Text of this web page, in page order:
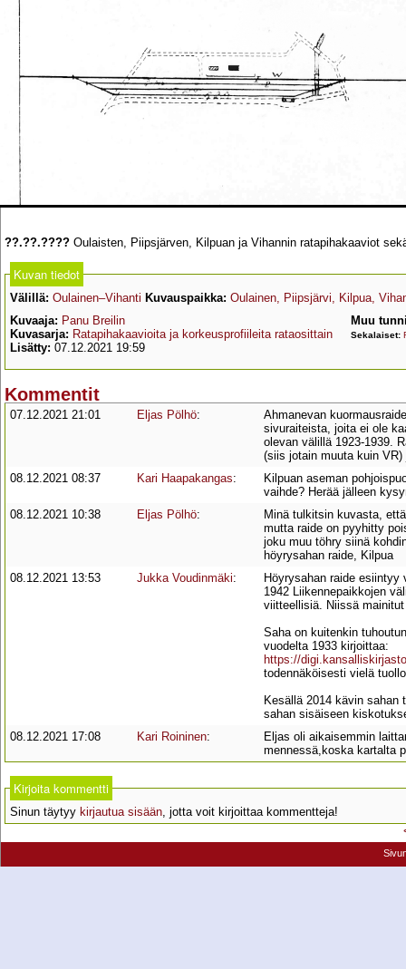
??.??.???? Oulaisten, Piipsjärven, Kilpuan ja Vihannin ratapihakaaviot
Kuvan tiedot
Välillä: Oulainen–Vihanti Kuvauspaikka: Oulainen, Piipsjärvi, Kilpua,
Kuvaaja: Panu Breilin
Kuvasarja: Ratapihakaavioita ja korkeusprofiileita rataosittain
Lisätty: 07.12.2021 19:59
Muu
Sekalaiset:
Kommentit
07.12.2021 21:01 Eljas Pölhö:
Ahmanevan
sivuraiteista, joita ei ole
olevan välillä 1923-1939.
(siis jotain muuta kuin
08.12.2021 08:37
Kari Haapakangas:
Kilpuan aseman
vaihde? Herää jälleen
08.12.2021 10:38
Eljas Pölhö:
Minä tulkitsin kuvasta,
mutta raide on pyyhitty
joku muu töhry siinä
höyrysahan raide, Kilpua
08.12.2021 13:53
Jukka Voudinmäki:
Höyrysahan raide
1942 Liikennepaikkojen
viitteellisiä. Niissä
Saha on kuitenkin
vuodelta 1933 kirjoittaa:
https://
todennäköisesti vielä
Kesällä 2014 kävin
sahan sisäiseen
08.12.2021 17:08
Kari Roininen:
Eljas oli aikaisemmin
mennessä,koska kartalta
Kirjoita kommentti
Sinun täytyy kirjautua sisään, jotta voit kirjoittaa kommentteja!